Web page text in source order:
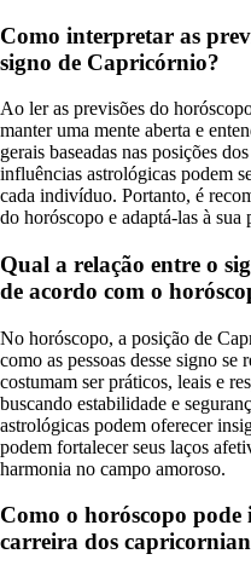
Como interpretar as
signo de Capricórnio?
Ao ler as previsões do
manter uma mente aberta e
gerais baseadas nas posições
influências astrológicas podem
cada indivíduo. Portanto, é
do horóscopo e adaptá-las à
Qual a relação entre o
de acordo com o
No horóscopo, a posição de
como as pessoas desse signo
costumam ser práticos, leais e
buscando estabilidade e
astrológicas podem oferecer
podem fortalecer seus laços
harmonia no campo amoroso.
Como o horóscopo pode
carreira dos